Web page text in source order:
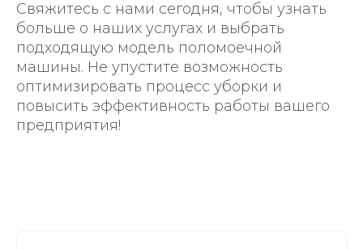
Свяжитесь с нами сегодня, чтобы узнать
больше о наших услугах и выбрать
подходящую модель поломоечной
машины. Не упустите возможность
оптимизировать процесс уборки и
повысить эффективность работы вашего
предприятия!